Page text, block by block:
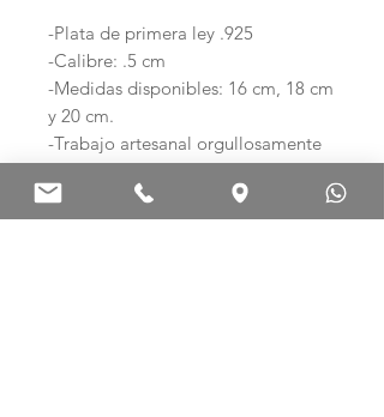
-Plata de primera ley .925
-Calibre: .5 cm
-Medidas disponibles: 16 cm, 18 cm
y 20 cm.
-Trabajo artesanal orgullosamente
mexicano.